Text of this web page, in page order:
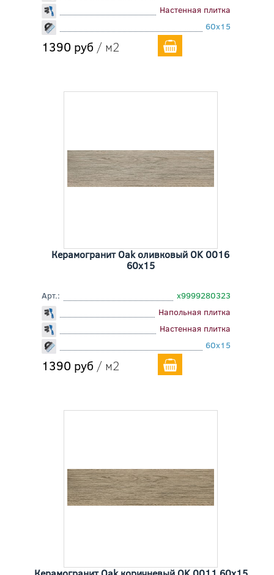
Настенная плитка
60x15
1390 руб / м2
Керамогранит Oak оливковый OK 0016
60x15
Арт.:
х9999280323
Напольная плитка
Настенная плитка
60x15
1390 руб / м2